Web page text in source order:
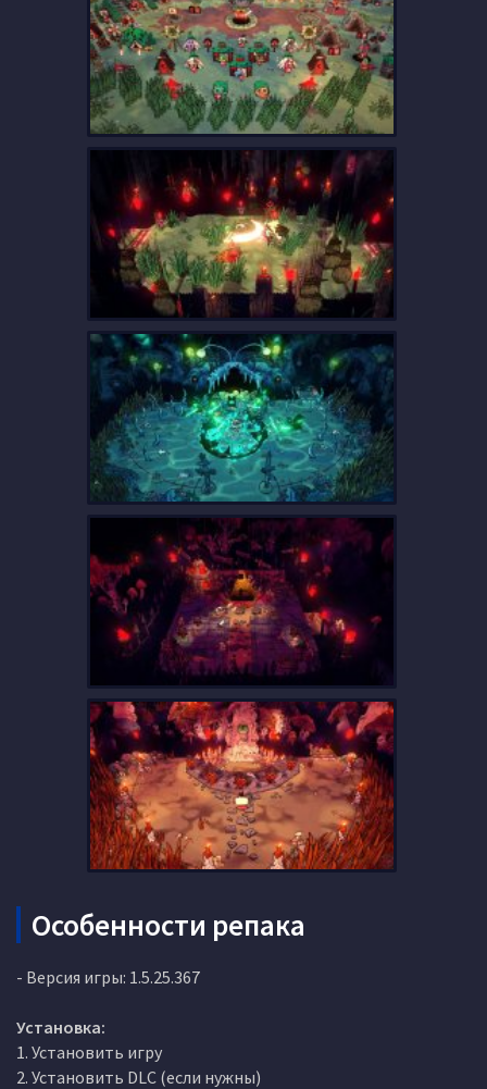
Особенности репака
- Версия игры: 1.5.25.367
Установка:
1. Установить игру
2. Установить DLC (если нужны)